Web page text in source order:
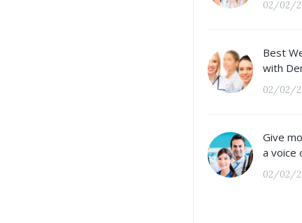
02/02/
Best
with
02/02/
Give
a voice
02/02/